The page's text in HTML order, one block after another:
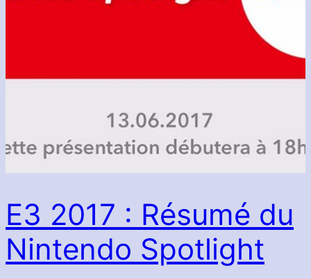
E3 2017 : Résumé du
Nintendo Spotlight